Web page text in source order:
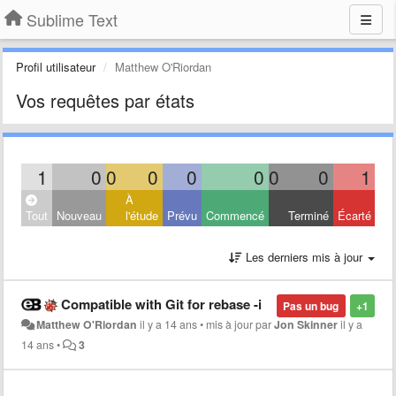
Sublime Text
Profil utilisateur Matthew O'Riordan
Vos requêtes par états
1 0 0 0 0 0 0 0 1
Tout Nouveau
À
l'étude Prévu Commencé Terminé Écarté
Les derniers mis à jour
+1
Pas un bug
Compatible with Git for rebase -i
Matthew O'Riordan il y a 14 ans• mis à jour parJon Skinneril y a
14 ans• 3